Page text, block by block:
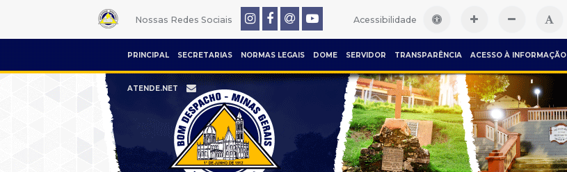
Nossas Redes Sociais Acessibilidade
PRINCIPAL SECRETARIAS NORMAS LEGAIS DOME SERVIDOR TRANSPARÊNCIA ACESSO À INFORMAÇÃO
ATENDE.NET